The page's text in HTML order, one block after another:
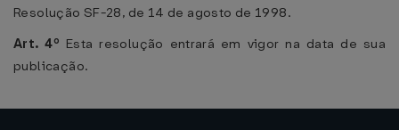
Resolução SF-28, de 14 de agosto de 1998.
Art. 4º Esta resolução entrará em vigor na data de sua
publicação.